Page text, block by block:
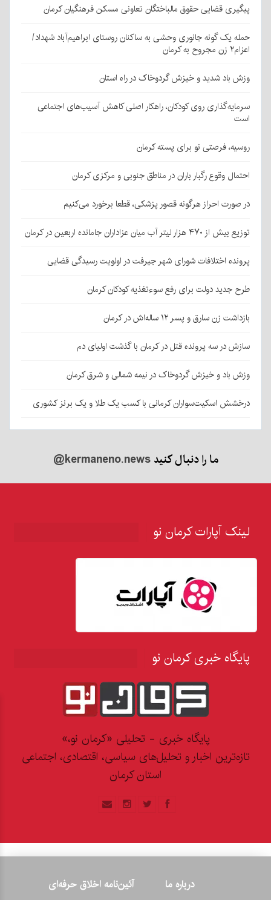
پیگیری قضایی حقوق مالباختگان تعاونی مسکن فرهنگیان کرمان
حمله یک گونه جانوری وحشی به ساکنان روستای ابراهیم‌آباد شهداد/
اعزام۲ زن مجروح به کرمان
وزش باد شدید و خیزش گردوخاک در راه استان
سرمایه‌گذاری روی کودکان، راهکار اصلی کاهش آسیب‌های اجتماعی
است
روسیه، فرصتی نو برای پسته کرمان
احتمال وقوع رگبار باران در مناطق جنوبی و مرکزی کرمان
در صورت احراز هرگونه قصور پزشکی، قطعا برخورد می‌کنیم
توزیع بیش از ۴۷۰ هزار لیتر آب میان عزاداران جامانده اربعین در کرمان
پرونده اختلافات شورای شهر جیرفت در اولویت رسیدگی قضایی
طرح جدید دولت برای رفع سوءتغذیه کودکان کرمان
بازداشت زن سارق و پسر ۱۲ ساله‌اش در کرمان
سازش در سه پرونده قتل در کرمان با گذشت اولیای دم
وزش باد و خیزش گردوخاک در نیمه شمالی و شرق کرمان
درخشش اسکیت‌سواران کرمانی با کسب یک طلا و یک برنز کشوری
ما را دنبال کنید@kermaneno.news
لینک آپارات کرمان نو
پایگاه خبری کرمان نو
پایگاه خبری - تحلیلی «کرمان نو،»
تازه‌ترین اخبار و تحلیل‌های سیاسی، اقتصادی، اجتماعی
استان کرمان
درباره ما آئین‌نامه اخلاق حرفه‌ای